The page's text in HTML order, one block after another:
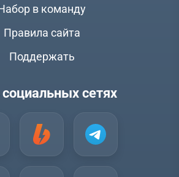
в команду
Правила сайта
Поддержать
сетях